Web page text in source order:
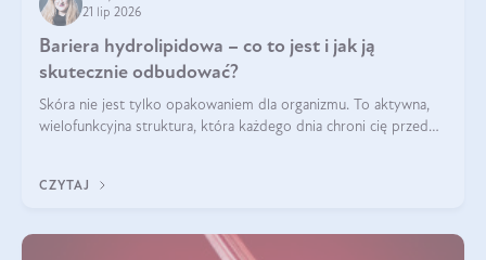
21 lip 2026
Bariera hydrolipidowa – co to jest i jak ją
skutecznie odbudować?
Skóra nie jest tylko opakowaniem dla organizmu. To aktywna,
wielofunkcyjna struktura, która każdego dnia chroni cię przed
bariera hydrolipidowa.
CZYTAJ